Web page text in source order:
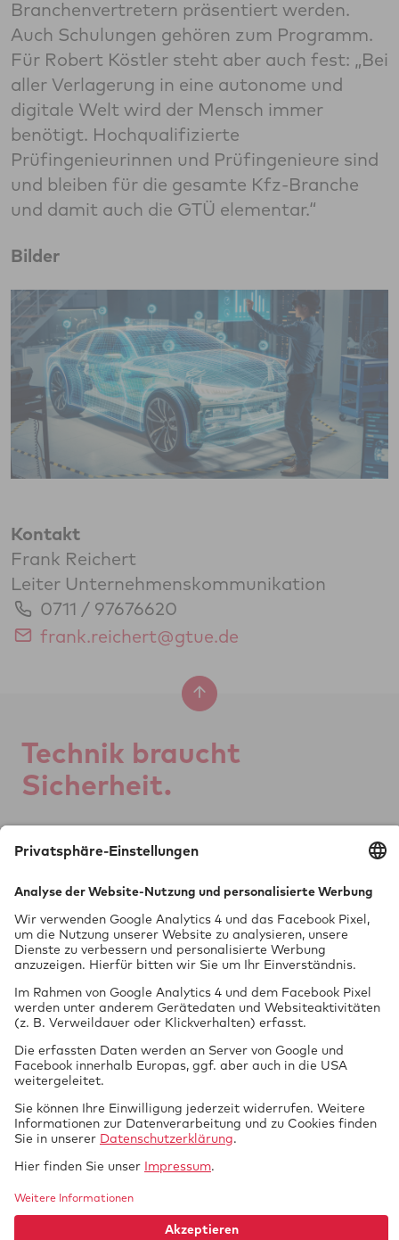
Branchenvertretern präsentiert werden.
Auch Schulungen gehören zum Programm.
Für Robert Köstler steht aber auch fest: „Bei
aller Verlagerung in eine autonome und
digitale Welt wird der Mensch immer
benötigt. Hochqualifizierte
Prüfingenieurinnen und Prüfingenieure sind
und bleiben für die gesamte Kfz-Branche
und damit auch die GTÜ elementar.“
Bilder
Kontakt
Frank Reichert
Leiter Unternehmenskommunikation
0711 / 97676620
frank.reichert@gtue.de
Tech­nik braucht
Si­cher­heit.
Tech­ni­sche Über­wa­chung mbH
Vor dem Lauch 25
FON 0711 97676-0
WEB www.gtue.de
Datenschutz
Impressum